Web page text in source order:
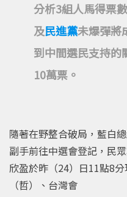
分析3組人馬得票
及民進黨未爆彈將
到中間選民支持的
10萬票。
隨著在野整合破局，藍白
副手前往中選會登記，民
欣盈於昨（24）日11點8
（哲）、台灣會